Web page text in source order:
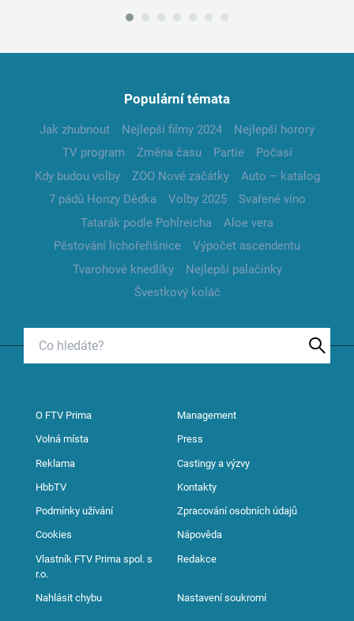
Populární témata
Jak zhubnout Nejlepší filmy 2024
Nejlepší horory
TV program
Změna času Partie
Počasí
Kdy budou volby
ZOO Nové začátky
Auto – katalog
7 pádů Honzy Dědka
Volby 2025
Svařené víno
Tatarák podle Pohlreicha
Aloe vera
Pěstování lichořeřišnice
Výpočet ascendentu
Tvarohové knedlíky
Nejlepší palačinky
Švestkový koláč
O FTV Prima Management
Volná místa Press
Reklama Castingy a výzvy
HbbTV Kontakty
Podmínky užívání Zpracování osobních údajů
Cookies Nápověda
Vlastník FTV Prima spol. s
r.o.
Redakce
Nahlásit chybu Nastavení soukromí